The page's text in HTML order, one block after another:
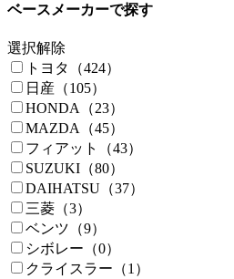
ベースメーカーで探す
選択解除
トヨタ（424）
日産（105）
HONDA（23）
MAZDA（45）
フィアット（43）
SUZUKI（80）
DAIHATSU（37）
三菱（3）
ベンツ（9）
シボレー（0）
クライスラー（1）